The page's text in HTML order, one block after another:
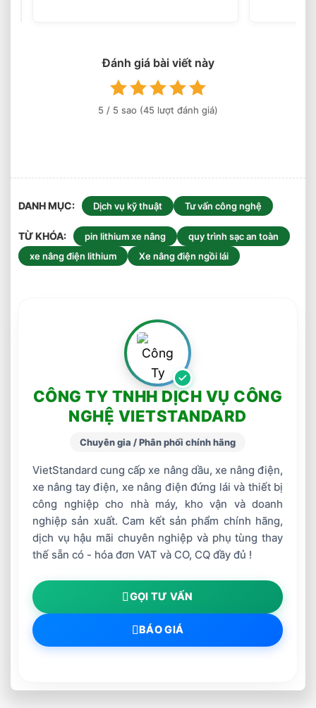
Đánh giá bài viết này
5 / 5 sao (45 lượt đánh giá)
DANH MỤC Dịch vụ kỹ thuật Tư vấn công nghệ
TỪ KHÓA pin lithium xe nâng
quy trình sạc an toàn
xe nâng điện lithium
Xe nâng điện ngồi lái
CÔNG TY TNHH DỊCH VỤ CÔNG
NGHỆ VIETSTANDARD
Chuyên gia / Phân phối chính hãng
VietStandard cung cấp xe nâng dầu, xe nâng điện,
xe nâng tay điện, xe nâng điện đứng lái và thiết bị
công nghiệp cho nhà máy, kho vận và doanh
nghiệp sản xuất. Cam kết sản phẩm chính hãng,
dịch vụ hậu mãi chuyên nghiệp và phụ tùng thay
thế sẵn có - hóa đơn VAT và CO, CQ đầy đủ !
GỌI TƯ VẤN
BÁO GIÁ